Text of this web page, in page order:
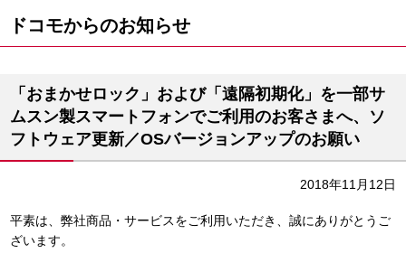
ドコモからのお知らせ
「おまかせロック」および「遠隔初期化」を一部サ
ムスン製スマートフォンでご利用のお客さまへ、ソ
フトウェア更新／OSバージョンアップのお願い
2018年11月12日
平素は、弊社商品・サービスをご利用いただき、誠にありがとうご
ざいます。